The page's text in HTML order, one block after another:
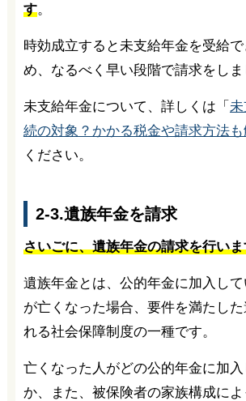
す。
時効成立すると未支給年金を受給
め、なるべく早い段階で請求をしま
未支給年金について、詳しくは「
続の対象？かかる税金や請求方法
ください。
2-3.遺族年金を請求
さいごに、遺族年金の請求を行い
遺族年金とは、公的年金に加入し
が亡くなった場合、要件を満たし
れる社会保障制度の一種です。
亡くなった人がどの公的年金に加
か、また、被保険者の家族構成に